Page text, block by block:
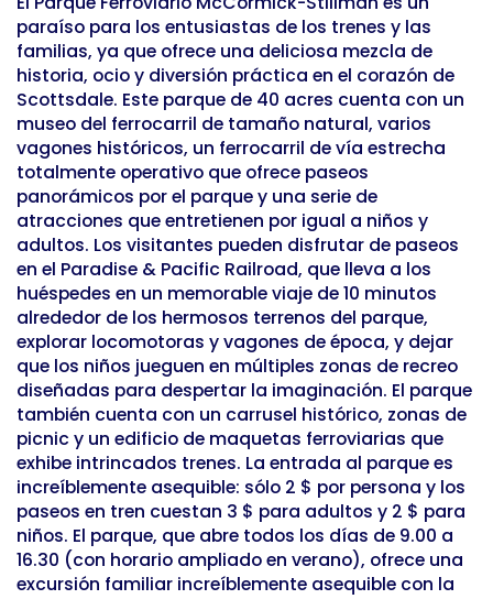
paraíso para los entusiastas de los trenes y las
familias, ya que ofrece una deliciosa mezcla de
historia, ocio y diversión práctica en el corazón de
Scottsdale. Este parque de 40 acres cuenta con un
museo del ferrocarril de tamaño natural, varios
vagones históricos, un ferrocarril de vía estrecha
totalmente operativo que ofrece paseos
panorámicos por el parque y una serie de
atracciones que entretienen por igual a niños y
adultos. Los visitantes pueden disfrutar de paseos
en el Paradise & Pacific Railroad, que lleva a los
huéspedes en un memorable viaje de 10 minutos
alrededor de los hermosos terrenos del parque,
explorar locomotoras y vagones de época, y dejar
que los niños jueguen en múltiples zonas de recreo
diseñadas para despertar la imaginación. El parque
también cuenta con un carrusel histórico, zonas de
picnic y un edificio de maquetas ferroviarias que
exhibe intrincados trenes. La entrada al parque es
increíblemente asequible: sólo 2 $ por persona y los
paseos en tren cuestan 3 $ para adultos y 2 $ para
niños. El parque, que abre todos los días de 9.00 a
16.30 (con horario ampliado en verano), ofrece una
excursión familiar increíblemente asequible con la